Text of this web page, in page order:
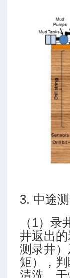
3. 中途
（1）
井返出
测录井
矩），
清洗、